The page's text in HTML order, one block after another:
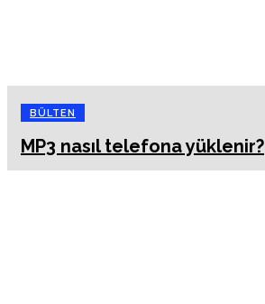
BÜLTEN
MP3 nasıl telefona yüklenir?